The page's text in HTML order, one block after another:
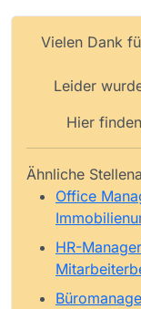
Vielen Dank
Leider
Hier
Ähnliche
Office
HR-